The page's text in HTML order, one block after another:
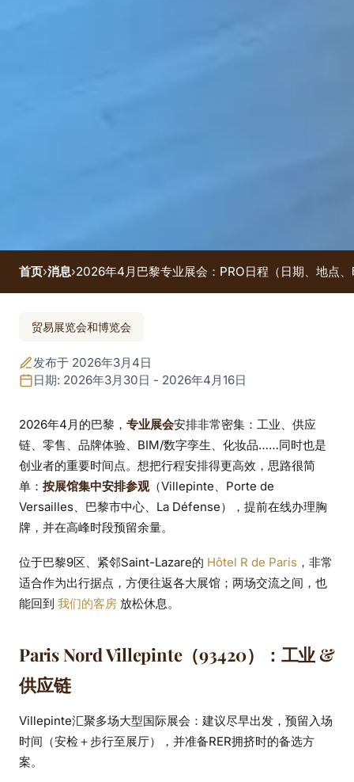
2026年4月巴黎专业展
会：PRO日程（日
期、地点、时间、官方
网站）
首页›消息›2026年4月巴黎专业展会：PRO日程（日期、地点
贸易展览会和博览会
发布于 2026年3月4日
日期: 2026年3月30日 - 2026年4月16日
2026年4月的巴黎， 专业展会安排非常密集：工业、供应
链、零售、品牌体验、BIM/数字孪生、化妆品……同时也是
创业者的重要时间点。想把行程安排得更高效，思路很简
单： 按展馆集中安排参观（Villepinte、Porte de
Versailles、巴黎市中心、La Défense），提前在线办理胸
牌，并在高峰时段预留余量。
位于巴黎9区、紧邻Saint-Lazare的 Hôtel R de Paris ，非常
适合作为出行据点，方便往返各大展馆；两场交流之间，也
能回到 我们的客房 放松休息。
Paris Nord Villepinte（93420）：工业 &
供应链
Villepinte汇聚多场大型国际展会：建议尽早出发，预留入场
时间（安检＋步行至展厅），并准备RER拥挤时的备选方
案。